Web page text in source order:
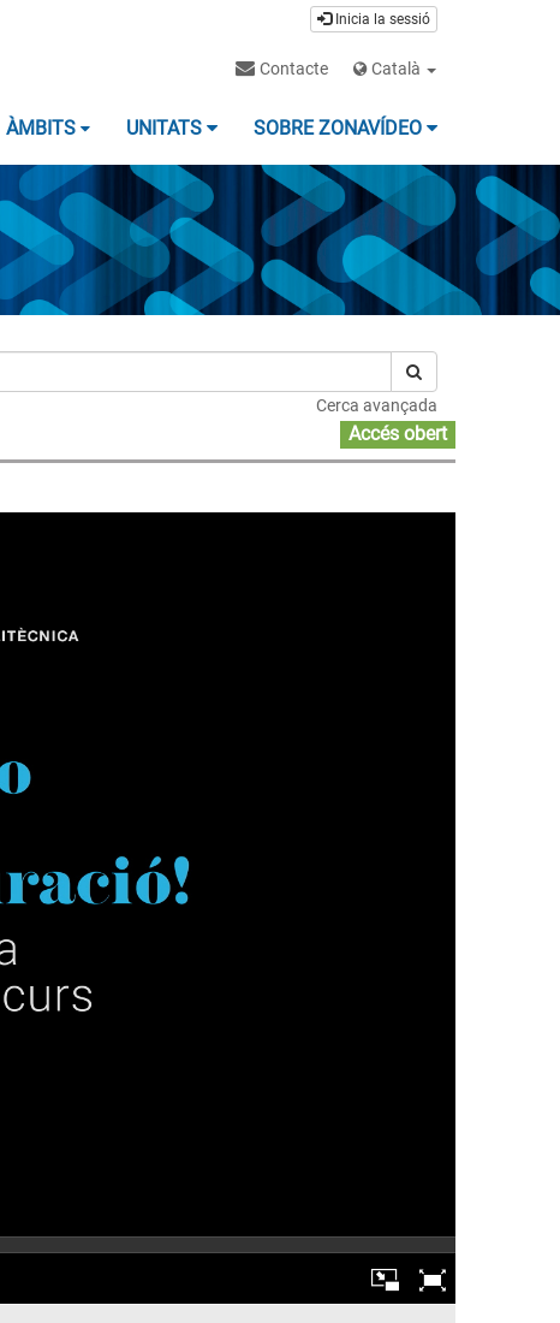
Inicia la sessió
Contacte Català
ÀMBITS UNITATS SOBRE ZONAVÍDEO
Cerca avançada
Accés obert